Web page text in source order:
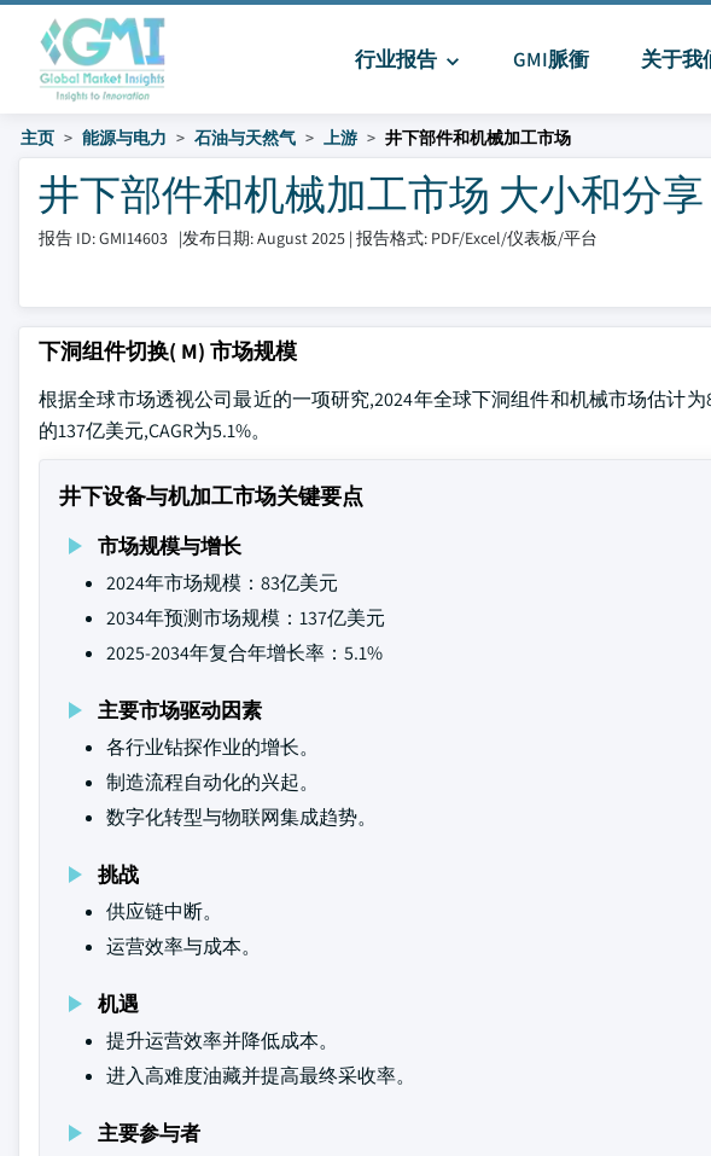
行业报告 GMI脈衝 关于我
主页 能源与电力 石油与天然气 上游 井下部件和机械加工市场
井下部件和机械加工市场 大小和分享
报告 ID: GMI14603 |发布日期: August 2025 | 报告格式: PDF/Excel/仪表板/平台
下洞组件切换( M) 市场规模
根据全球市场透视公司最近的一项研究,2024年全球下洞组件和机械市场估计
的137亿美元,CAGR为5.1%。
井下设备与机加工市场关键要点
市场规模与增长
2024年市场规模：83亿美元
2034年预测市场规模：137亿美元
2025-2034年复合年增长率：5.1%
主要市场驱动因素
各行业钻探作业的增长。
制造流程自动化的兴起。
数字化转型与物联网集成趋势。
挑战
供应链中断。
运营效率与成本。
机遇
提升运营效率并降低成本。
进入高难度油藏并提高最终采收率。
主要参与者